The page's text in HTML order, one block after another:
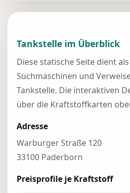
Tankstelle im Überblick
Diese statische Seite dient
Suchmaschinen und
Tankstelle. Die interaktiven
über die Kraftstoffkarten
Adresse
Warburger Straße 120
33100 Paderborn
Preisprofile je Kraftstoff